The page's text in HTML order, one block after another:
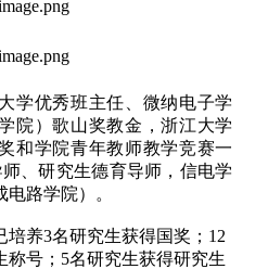
学优秀班主任、微纳电子学
院）歌山奖教金，浙江大学
和学院青年教师教学竞赛一
、研究生德育导师，信电学
路学院） 。
培养3名研究生获得国奖； 12
号； 5名研究生获得研究生